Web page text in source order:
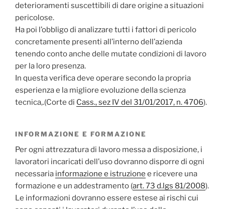
deterioramenti suscettibili di dare origine a situazioni
pericolose.
Ha poi l’obbligo di analizzare tutti i fattori di pericolo
concretamente presenti all’interno dell’azienda
tenendo conto anche delle mutate condizioni di lavoro
per la loro presenza.
In questa verifica deve operare secondo la propria
esperienza e la migliore evoluzione della scienza
tecnica,.(Corte di Cass., sez IV del 31/01/2017, n. 4706).
INFORMAZIONE E FORMAZIONE
Per ogni attrezzatura di lavoro messa a disposizione, i
lavoratori incaricati dell’uso dovranno disporre di ogni
necessaria informazione e istruzione e ricevere una
formazione e un addestramento (art. 73 d.lgs 81/2008).
Le informazioni dovranno essere estese ai rischi cui